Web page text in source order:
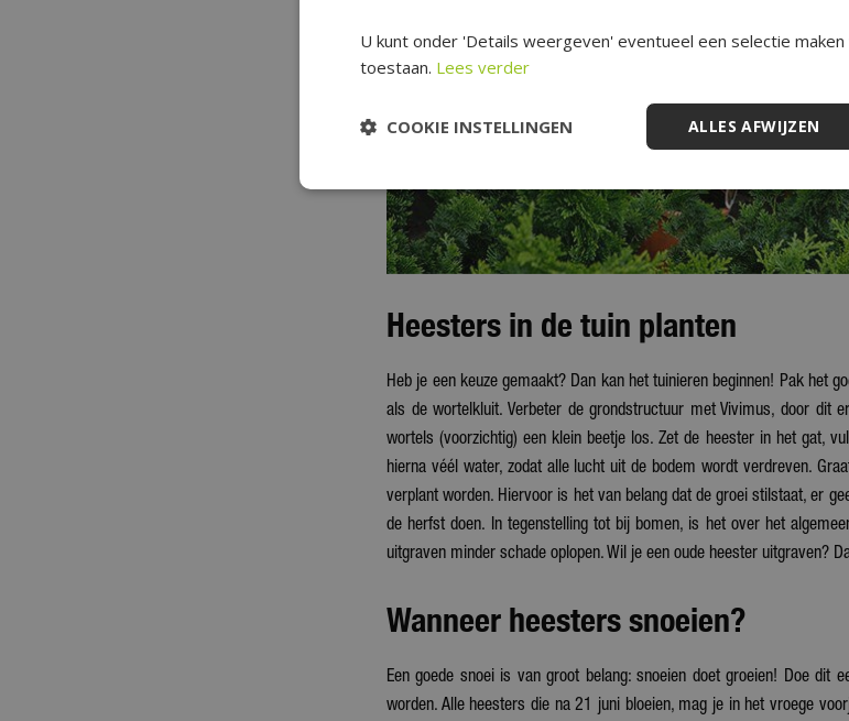
Heesters in de tuin planten
Heb je een keuze gemaakt? Dan kan het tuinieren beginnen! Pak het
als de wortelkluit. Verbeter de grondstructuur met Vivimus, door dit
wortels (voorzichtig) een klein beetje los. Zet de heester in het gat,
hierna véél water, zodat alle lucht uit de bodem wordt verdreven.
verplant worden. Hiervoor is het van belang dat de groei stilstaat, er
de herfst doen. In tegenstelling tot bij bomen, is het over het
uitgraven minder schade oplopen. Wil je een oude heester uitgraven?
Wanneer heesters snoeien?
Een goede snoei is van groot belang: snoeien doet groeien! Doe
worden. Alle heesters die na 21 juni bloeien, mag je in het vroege
U kunt onder 'Details weergeven' eventueel een selectie
toestaan. Lees verder
ALLES AFWIJZEN
COOKIE INSTELLINGEN